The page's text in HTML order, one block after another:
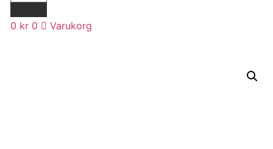
0 kr 0 Varukorg